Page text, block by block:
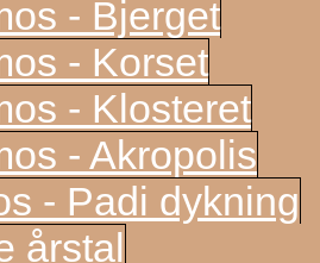
- Bjerget
- Korset
- Klosteret
- Akropolis
- Padi dykning
årstal